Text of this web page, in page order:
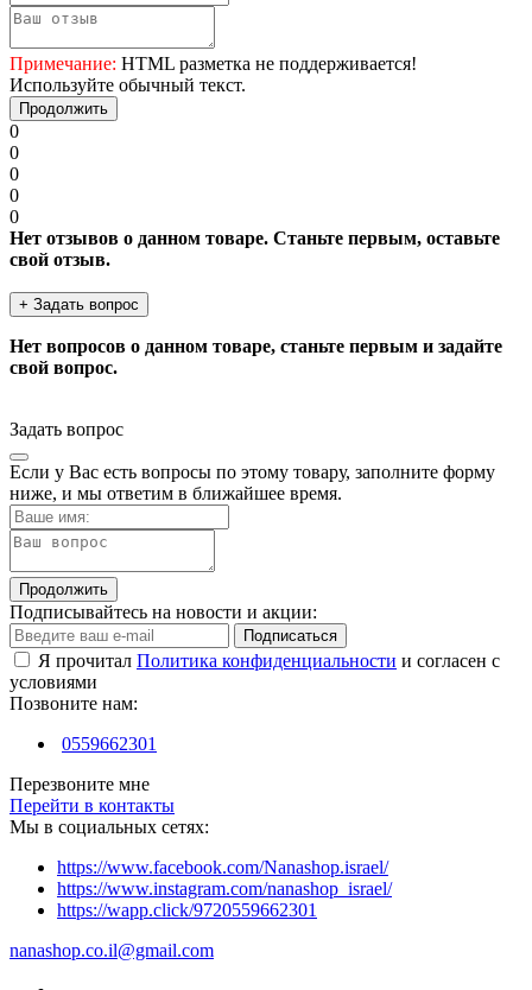
Примечание: HTML разметка не поддерживается!
Используйте обычный текст.
Продолжить
0
0
0
0
0
Нет отзывов о данном товаре. Станьте первым, оставьте
свой отзыв.
+ Задать вопрос
Нет вопросов о данном товаре, станьте первым и задайте
свой вопрос.
Задать вопрос
Если у Вас есть вопросы по этому товару, заполните форму
ниже, и мы ответим в ближайшее время.
Продолжить
Подписывайтесь на новости и акции:
Подписаться
Я прочитал Политика конфиденциальности и согласен с
условиями
Позвоните нам:
0559662301
Перезвоните мне
Перейти в контакты
Мы в социальных сетях:
https://www.facebook.com/Nanashop.israel/
https://www.instagram.com/nanashop_israel/
https://wapp.click/9720559662301
nanashop.co.il@gmail.com